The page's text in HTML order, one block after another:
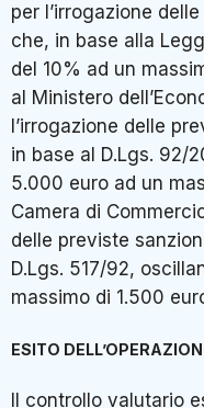
per l’irrogazione
che, in base alla
del 10% ad un
al Ministero
l’irrogazione delle
in base al D.Lgs. 92/
5.000 euro ad un
Camera di
delle previste
D.Lgs. 517/92,
massimo di 1.500
ESITO
Il controllo valutario